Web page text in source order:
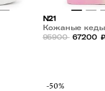
N21
Кожаные
омбре
95900 67200
-50%